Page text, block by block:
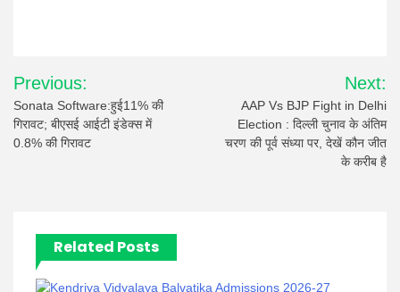
Post
navigation
Previous:
Sonata Software:हुई11% की
गिरावट; बीएसई आईटी इंडेक्स में
0.8% की गिरावट
Next:
AAP Vs BJP Fight in Delhi
Election : दिल्ली चुनाव के अंतिम
चरण की पूर्व संध्या पर, देखें कौन जीत
के करीब है
Related Posts